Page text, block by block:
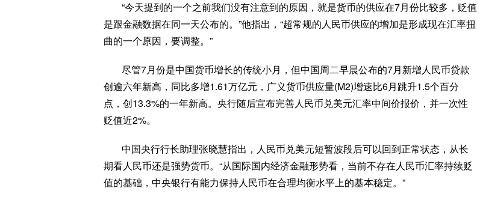
“今天提到的一个之前我们没有注意到的原因，就是货币的供应在7月份比较多，贬值
是跟金融数据在同一天公布的。”他指出，“超常规的人民币供应的增加是形成现在汇率扭
曲的一个原因，要调整。”
尽管7月份是中国货币增长的传统小月，但中国周二早晨公布的7月新增人民币贷款
创逾六年新高，同比多增1.61万亿元，广义货币供应量(M2)增速比6月跳升1.5个百分
点，创13.3%的一年新高。央行随后宣布完善人民币兑美元汇率中间价报价，并一次性
贬值近2%。
中国央行行长助理张晓慧指出，人民币兑美元短暂波段后可以回到正常状态，从长
期看人民币还是强势货币。“从国际国内经济金融形势看，当前不存在人民币汇率持续贬
值的基础，中央银行有能力保持人民币在合理均衡水平上的基本稳定。”